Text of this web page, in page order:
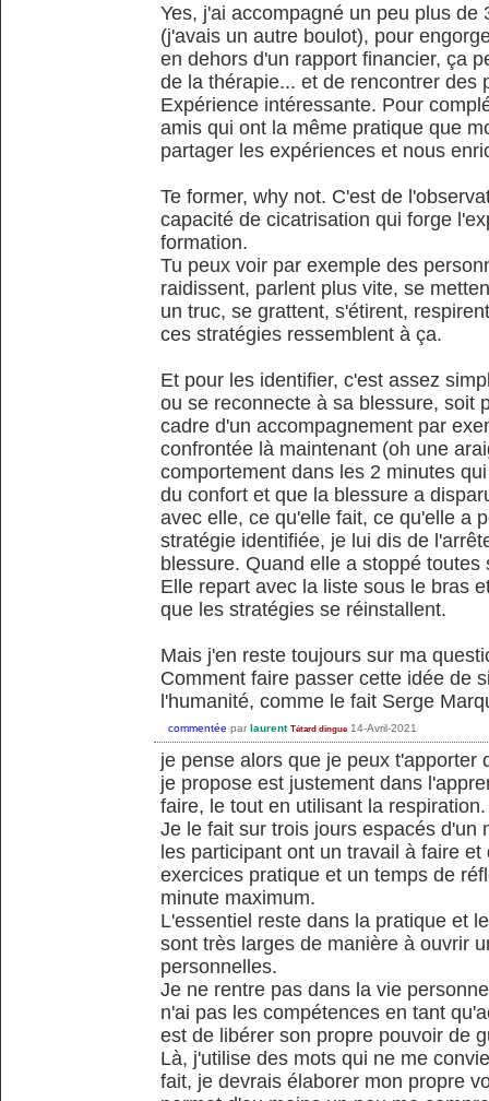
Yes, j'ai accompagné un peu plus
(j'avais un autre boulot), pour
en dehors d'un rapport financier, ça
de la thérapie... et de rencontrer des
Expérience intéressante. Pour
amis qui ont la même pratique que
partager les expériences et nous
Te former, why not. C'est de
capacité de cicatrisation qui forge
formation.
Tu peux voir par exemple des
raidissent, parlent plus vite, se
un truc, se grattent, s'étirent,
ces stratégies ressemblent à ça.
Et pour les identifier, c'est assez
ou se reconnecte à sa blessure, soit
cadre d'un accompagnement par
confrontée là maintenant (oh une
comportement dans les 2 minutes
du confort et que la blessure a
avec elle, ce qu'elle fait, ce qu'elle a
stratégie identifiée, je lui dis de
blessure. Quand elle a stoppé
Elle repart avec la liste sous le bras
que les stratégies se réinstallent.
Mais j'en reste toujours sur ma
Comment faire passer cette idée de
l'humanité, comme le fait Serge
commentée par laurent Tétard dingue 14-Avril-2021
je pense alors que je peux t'apporter
je propose est justement dans
faire, le tout en utilisant la respiration.
Je le fait sur trois jours espacés d'un
les participant ont un travail à faire
exercices pratique et un temps de
minute maximum.
L'essentiel reste dans la pratique et
sont très larges de manière à ouvrir
personnelles.
Je ne rentre pas dans la vie
n'ai pas les compétences en tant
est de libérer son propre pouvoir de
Là, j'utilise des mots qui ne me
fait, je devrais élaborer mon propre